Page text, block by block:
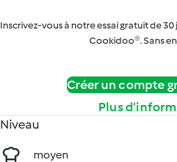
Inscrivez-vous à notre essai gratuit de
Cookidoo®. Sans
Créer un compte
Plus
Niveau
moyen